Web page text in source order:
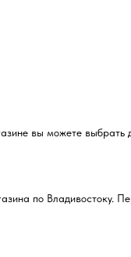
вы можете выбрать
по Владивостоку.